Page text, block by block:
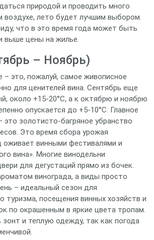
природой и проводить много
воздухе, лето будет лучшим выбором.
что в это время года может быть
выше цены на жилье.
– Ноябрь)
– это, пожалуй, самое живописное
для ценителей вина. Сентябрь еще
около +15-20°C, а к октябрю и ноябрю
опускается до +5-10°C. Главное
это золотисто-багряное убранство
Это время сбора урожая
оживает винными фестивалями и
вина». Многие винодельни
для дегустаций прямо из бочек.
винограда, а виды просто
– идеальный сезон для
туризма, посещения винных хозяйств и
по окрашенным в яркие цвета тропам.
зонт и теплую одежду, так как погода